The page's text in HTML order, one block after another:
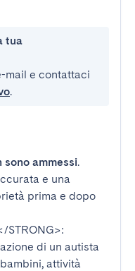
tua
mail e contattaci
.
sono ammessi.
e una
prima e dopo
STRONG>:
di un autista
attività